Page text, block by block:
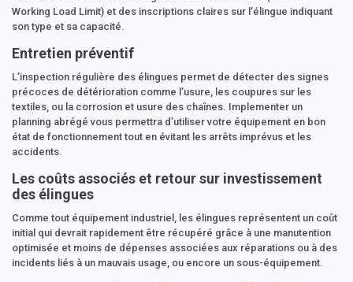
Working Load Limit) et des inscriptions claires sur l’élingue indiquant
son type et sa capacité.
Entretien préventif
L’inspection régulière des élingues permet de détecter des signes
précoces de détérioration comme l’usure, les coupures sur les
textiles, ou la corrosion et usure des chaînes. Implementer un
planning abrégé vous permettra d’utiliser votre équipement en bon
état de fonctionnement tout en évitant les arrêts imprévus et les
accidents.
Les coûts associés et retour sur investissement
des élingues
Comme tout équipement industriel, les élingues représentent un coût
initial qui devrait rapidement être récupéré grâce à une manutention
optimisée et moins de dépenses associées aux réparations ou à des
incidents liés à un mauvais usage, ou encore un sous-équipement.